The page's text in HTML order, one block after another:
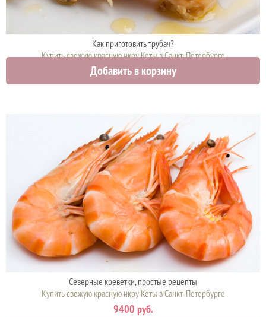
Как приготовить трубач?
Купить свежую красную икру Кеты в Санкт-Петербурге
9400 руб.
Добавить в корзину
Северные креветки, простые рецепты
Купить свежую красную икру Кеты в Санкт-Петербурге
9400 руб.